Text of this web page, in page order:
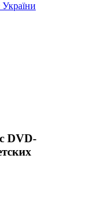
України
DVD-